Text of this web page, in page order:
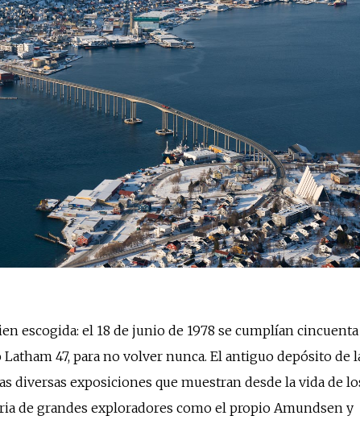
escogida: el 18 de junio de 1978 se cumplían
47, para no volver nunca. El antiguo depósito de
diversas exposiciones que muestran desde la vida de
de grandes exploradores como el propio Amundsen y